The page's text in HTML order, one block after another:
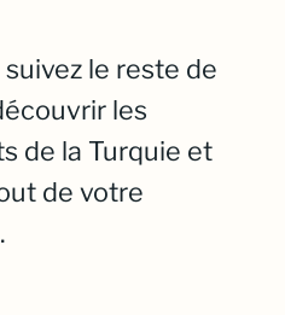
le reste de
les
de la Turquie et
de votre